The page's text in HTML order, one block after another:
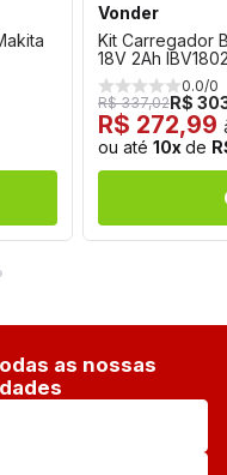
Vonder
Kit Carregador
18V 2Ah
0.0/0
R$ 337,02R$
R$ 272,99
ou até 10x de
as nossas